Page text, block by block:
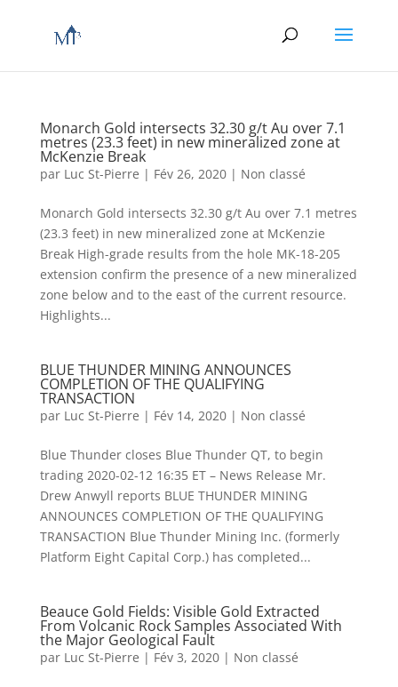
Monarch Gold intersects 32.30 g/t Au over 7.1
metres (23.3 feet) in new mineralized zone at
McKenzie Break
par Luc St-Pierre | Fév 26, 2020| Non classé
Monarch Gold intersects 32.30 g/t Au over 7.1 metres
(23.3 feet) in new mineralized zone at McKenzie
Break High-grade results from the hole MK-18-205
extension confirm the presence of a new mineralized
zone below and to the east of the current resource.
Highlights...
BLUE THUNDER MINING ANNOUNCES
COMPLETION OF THE QUALIFYING
TRANSACTION
par Luc St-Pierre | Fév 14, 2020| Non classé
Blue Thunder closes Blue Thunder QT, to begin
trading 2020-02-12 16:35 ET – News Release Mr.
Drew Anwyll reports BLUE THUNDER MINING
ANNOUNCES COMPLETION OF THE QUALIFYING
TRANSACTION Blue Thunder Mining Inc. (formerly
Platform Eight Capital Corp.) has completed...
Beauce Gold Fields: Visible Gold Extracted
From Volcanic Rock Samples Associated With
the Major Geological Fault
par Luc St-Pierre | Fév 3, 2020| Non classé